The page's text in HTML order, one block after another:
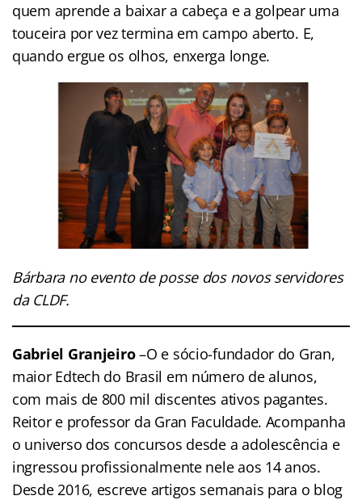
quem aprende a baixar a cabeça e a golpear uma
touceira por vez termina em campo aberto. E,
quando ergue os olhos, enxerga longe.
Bárbara no evento de posse dos novos servidores
da CLDF.
Gabriel Granjeiro–O e sócio-fundador do Gran,
maior Edtech do Brasil em número de alunos,
com mais de 800 mil discentes ativos pagantes.
Reitor e professor da Gran Faculdade. Acompanha
o universo dos concursos desde a adolescência e
ingressou profissionalmente nele aos 14 anos.
Desde 2016, escreve artigos semanais para o blog